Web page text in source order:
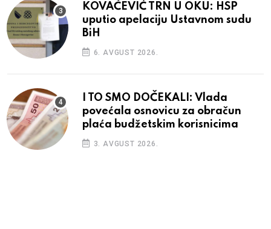
KOVAČEVIĆ TRN U OKU: HSP
uputio apelaciju Ustavnom sudu
BiH
6. AVGUST 2026.
I TO SMO DOČEKALI: Vlada
povećala osnovicu za obračun
plaća budžetskim korisnicima
3. AVGUST 2026.